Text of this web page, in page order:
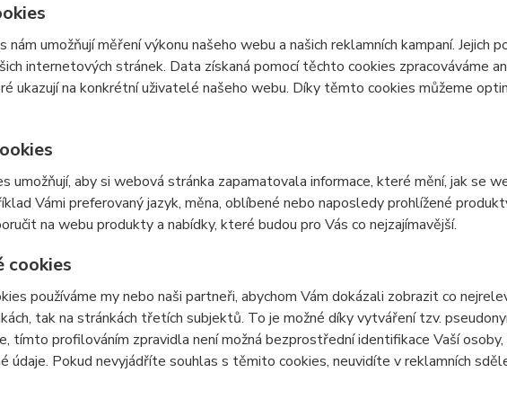
umožňují měření výkonu našeho webu a našich reklamních kampaní. Jejich
internetových stránek. Data získaná pomocí těchto cookies zpracováváme
ukazují na konkrétní uživatelé našeho webu. Díky těmto cookies můžeme
umožňují, aby si webová stránka zapamatovala informace, které mění, jak se
Vámi preferovaný jazyk, měna, oblíbené nebo naposledy prohlížené
na webu produkty a nabídky, které budou pro Vás co nejzajímavější.
cookies
používáme my nebo naši partneři, abychom Vám dokázali zobrazit co
tak na stránkách třetích subjektů. To je možné díky vytváření tzv.
tímto profilováním zpravidla není možná bezprostřední identifikace Vaší
údaje. Pokud nevyjádříte souhlas s těmito cookies, neuvidíte v reklamních